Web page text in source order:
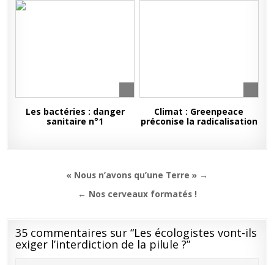
Les bactéries : danger
sanitaire n°1
Climat : Greenpeace
préconise la radicalisation
Navigation« Nous n’avons qu’une Terre » →
← Nos cerveaux formatés !
35 commentaires sur “Les écologistes vont-ils
exiger l’interdiction de la pilule ?”